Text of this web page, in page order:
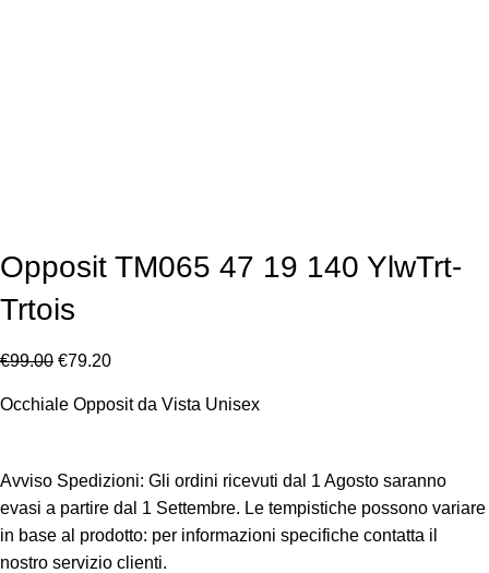
Opposit TM065 47 19 140 YlwTrt-
Trtois
€99.00 €79.20
Occhiale Opposit da Vista Unisex
Avviso Spedizioni: Gli ordini ricevuti dal 1 Agosto saranno
evasi a partire dal 1 Settembre. Le tempistiche possono variare
in base al prodotto: per informazioni specifiche contatta il
nostro servizio clienti.